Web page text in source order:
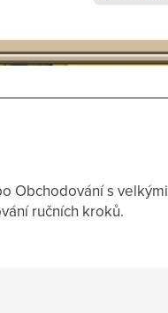
Obchodování s velkými
ručních kroků.